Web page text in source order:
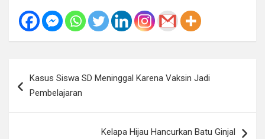
posKasus Siswa SD Meninggal Karena Vaksin Jadi
Pembelajaran
Kelapa Hijau Hancurkan Batu Ginjal